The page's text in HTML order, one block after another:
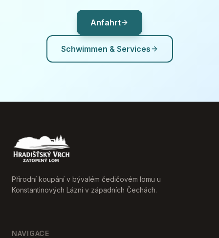
Anfahrt
Schwimmen & Services
Přírodní koupání v bývalém čedičovém lomu u
Konstantinových Lázní v západních Čechách.
NAVIGACE